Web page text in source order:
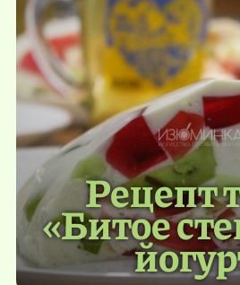
Рецепт
«Битое